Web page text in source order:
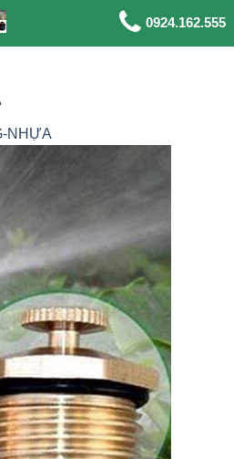
0924.162.555
NHỰA